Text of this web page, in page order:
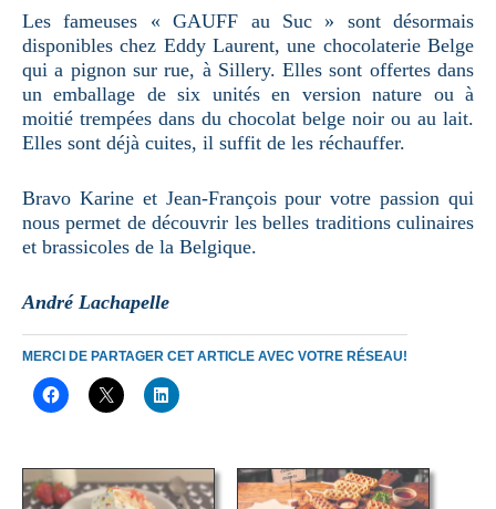
Les fameuses « GAUFF au Suc » sont désormais
disponibles chez Eddy Laurent, une chocolaterie Belge
qui a pignon sur rue, à Sillery. Elles sont offertes dans
un emballage de six unités en version nature ou à
moitié trempées dans du chocolat belge noir ou au lait.
Elles sont déjà cuites, il suffit de les réchauffer.
Bravo Karine et Jean-François pour votre passion qui
nous permet de découvrir les belles traditions culinaires
et brassicoles de la Belgique.
André Lachapelle
MERCI DE PARTAGER CET ARTICLE AVEC VOTRE RÉSEAU!